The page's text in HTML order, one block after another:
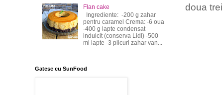
doua
Flan cake
Ingrediente: -200 g zahar
pentru caramel Crema: -6 oua
-400 g lapte condensat
indulcit (conserva Lidl) -500
ml lapte -3 plicuri zahar van...
Gatesc cu SunFood